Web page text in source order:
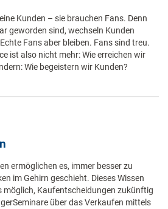
Kunden – sie brauchen Fans. Denn
geworden sind, wechseln Kunden
Fans aber bleiben. Fans sind treu.
ist also nicht mehr: Wie erreichen wir
Wie begeistern wir Kunden?
ermöglichen es, immer besser zu
im Gehirn geschieht. Dieses Wissen
möglich, Kaufentscheidungen zukünftig
über das Verkaufen mittels